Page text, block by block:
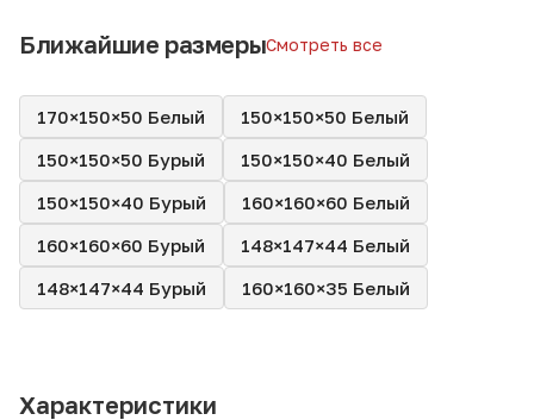
Ближайшие размерыСмотреть все
170×150×50 Белый
150×150×50 Белый
150×150×50 Бурый
150×150×40 Белый
150×150×40 Бурый
160×160×60 Белый
160×160×60 Бурый
148×147×44 Белый
148×147×44 Бурый
160×160×35 Белый
Характеристики